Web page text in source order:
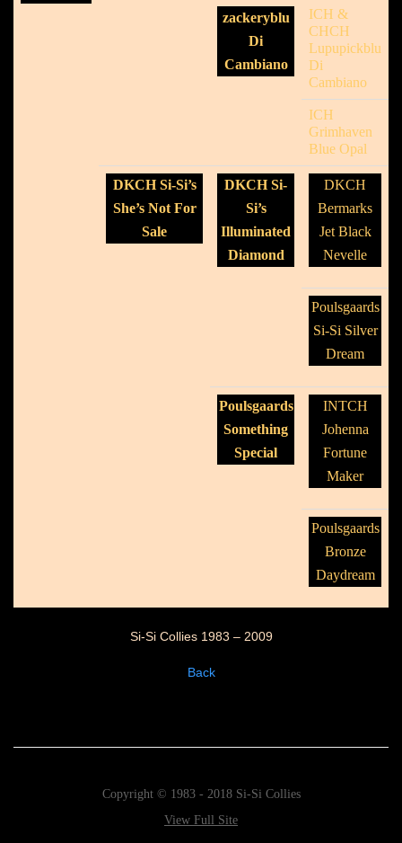
zackeryblu
Di
Cambiano
ICH &
CHCH
Lupupickblu
Di
Cambiano
ICH
Grimhaven
Blue Opal
DKCH Si-Si’s
She’s Not For
Sale
DKCH Si-
Si’s
Illuminated
Diamond
DKCH
Bermarks
Jet Black
Nevelle
Poulsgaards
Si-Si Silver
Dream
Poulsgaards
Something
Special
INTCH
Johenna
Fortune
Maker
Poulsgaards
Bronze
Daydream
Si-Si Collies 1983 – 2009
Back
Copyright © 1983 - 2018 Si-Si Collies
View Full Site